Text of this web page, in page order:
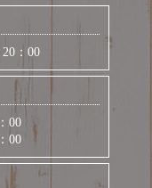
：00
00